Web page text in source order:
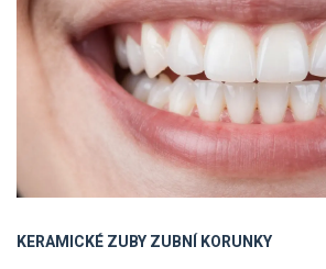
KERAMICKÉ ZUBYZUBNÍ KORUNKY